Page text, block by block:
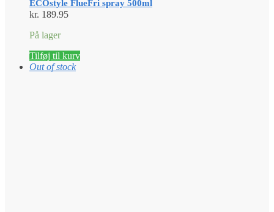
ECOstyle FlueFri spray 500ml
kr. 189.95
På lager
Tilføj til kurv
Out of stock